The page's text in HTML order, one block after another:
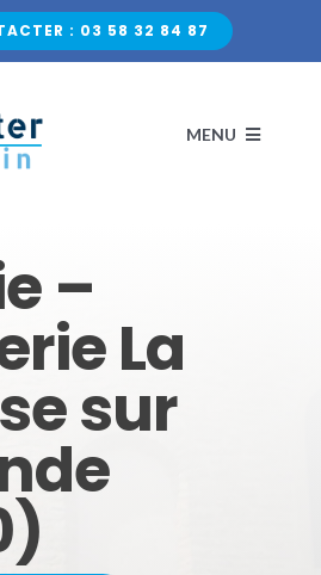
: 03 58 32 84 87
MENU
VITRAGES
SECURIT
NOUS
–
La
sur